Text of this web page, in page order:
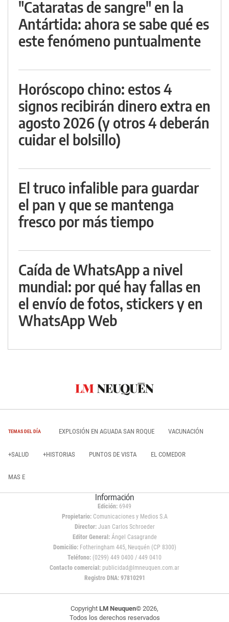
"Cataratas de sangre" en la
Antártida: ahora se sabe qué es
este fenómeno puntualmente
Horóscopo chino: estos 4
signos recibirán dinero extra en
agosto 2026 (y otros 4 deberán
cuidar el bolsillo)
El truco infalible para guardar
el pan y que se mantenga
fresco por más tiempo
Caída de WhatsApp a nivel
mundial: por qué hay fallas en
el envío de fotos, stickers y en
WhatsApp Web
TEMAS DEL DÍA EXPLOSIÓN EN AGUADA SAN ROQUE VACUNACIÓN
+SALUD +HISTORIAS PUNTOS DE VISTA EL COMEDOR
MAS E
Información
Edición: 6949
Propietario:Comunicaciones y Medios S.A
Director: Juan Carlos Schroeder
Editor General:Ángel Casagrande
Domicilio:Fotheringham 445, Neuquén (CP 8300)
Teléfono: (0299) 449 0400 / 449 0410
Contacto comercial: publicidad@lmneuquen.com.ar
Registro DNA: 97810291
Copyright LM Neuquen© 2026,
Todos los derechos reservados